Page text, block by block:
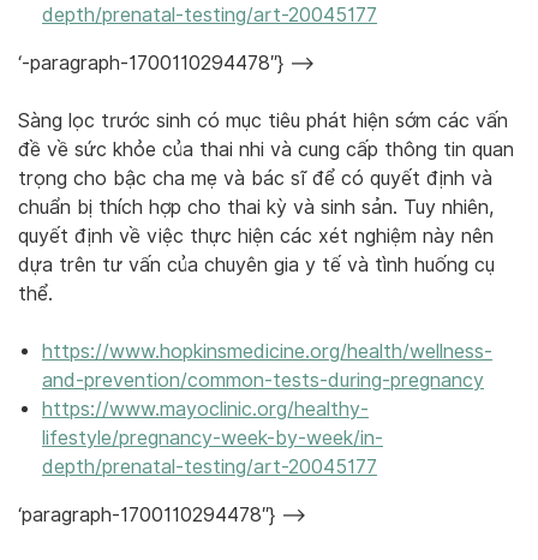
depth/prenatal-testing/art-20045177
‘-paragraph-1700110294478″} –>
Sàng lọc trước sinh có mục tiêu phát hiện sớm các vấn
đề về sức khỏe của thai nhi và cung cấp thông tin quan
trọng cho bậc cha mẹ và bác sĩ để có quyết định và
chuẩn bị thích hợp cho thai kỳ và sinh sản. Tuy nhiên,
quyết định về việc thực hiện các xét nghiệm này nên
dựa trên tư vấn của chuyên gia y tế và tình huống cụ
thể.
https://www.hopkinsmedicine.org/health/wellness-
and-prevention/common-tests-during-pregnancy
https://www.mayoclinic.org/healthy-
lifestyle/pregnancy-week-by-week/in-
depth/prenatal-testing/art-20045177
‘paragraph-1700110294478″} –>